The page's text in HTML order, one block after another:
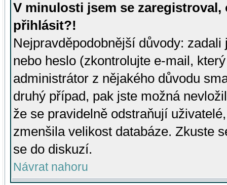
V minulosti jsem se
přihlásit?!
Nejpravděpodobnější důvody:
nebo heslo (zkontrolujte e-mail,
administrátor z nějakého důvodu
druhý případ, pak jste možná
že se pravidelně odstraňují
zmenšila velikost databáze. Zkuste
se do diskuzí.
Návrat nahoru